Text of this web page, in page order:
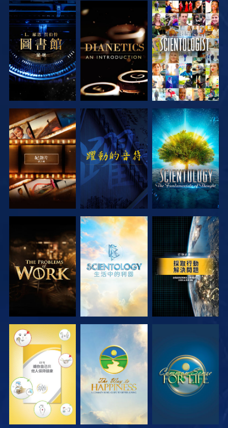
探索系列節目 探索系列節目 觀看
探索系列節目 觀看 探索系列節目
探索系列節目 探索系列節目 觀看
觀看 觀看 觀看